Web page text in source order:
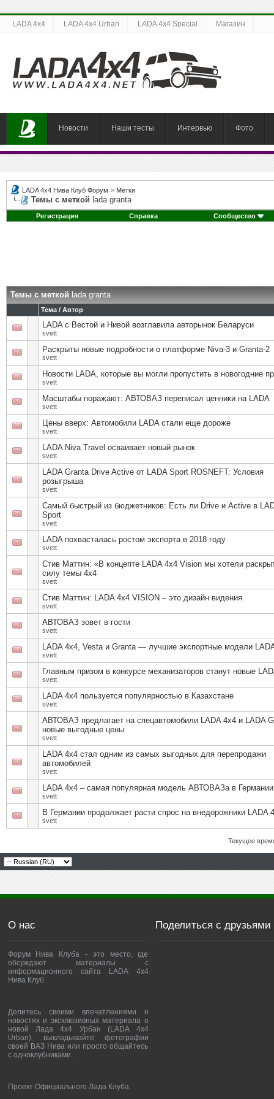
LADA 4x4 LADA 4x4 Urban LADA 4x4 Special Магазин
Новости Наши тесты Интервью Фото
LADA 4x4 Нива Клуб Форум > Метки
Темы с меткой lada granta
Регистрация Справка Сообщество
Темы с меткой lada granta
Тема / Автор
LADA с Вестой и Нивой возглавила авторынок Беларуси
svett
Раскрыты новые подробности о платформе Niva-3 и Granta-2
svett
Новости LADA, которые вы могли пропустить в новогодние
svett
Масштабы поражают: АВТОВАЗ переписал ценники на LADA
svett
Цены вверх: Автомобили LADA стали еще дороже
svett
LADA Niva Travel осваивает новый рынок
svett
LADA Granta Drive Active от LADA Sport ROSNEFT: Условия
розыгрыша
svett
Самый быстрый из бюджетников: Есть ли Drive и Active в
Sport
svett
LADA похвасталась ростом экспорта в 2018 году
svett
Стив Маттин: «В концепте LADA 4x4 Vision мы хотели
силу темы 4х4
svett
Стив Маттин: LADA 4x4 VISION – это дизайн видения
svett
АВТОВАЗ зовет в гости
svett
LADA 4х4, Vesta и Granta — лучшие экспортные модели
svett
Главным призом в конкурсе механизаторов станут новые
svett
LADA 4х4 пользуется популярностью в Казахстане
svett
АВТОВАЗ предлагает на спецавтомобили LADA 4x4 и LADA
новые выгодные цены
svett
LADA 4х4 стал одним из самых выгодных для перепродажи
автомобилей
svett
LADA 4х4 – самая популярная модель АВТОВАЗа в Германии
svett
В Германии продолжает расти спрос на внедорожники LADA
svett
Текущее
О нас
Форум Нива Клуба - это место, где
обсуждают материалы с
информационного сайта LADA 4x4
Нива Клуб.
Делитесь своими впечатлениями о
новостях и эксклюзивных материала о
новой Лада 4х4 Урбан (LADA 4x4
Urban), выкладывайте фотографии
своей ВАЗ Нива или просто общайтесь
с одноклубниками.
Проект Официального Лада Клуба
Поделиться с друзьями